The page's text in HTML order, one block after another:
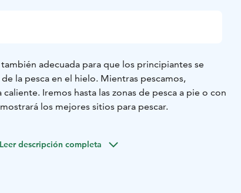
adecuada para que los principiantes se
la pesca en el hielo. Mientras pescamos,
Iremos hasta las zonas de pesca a pie o con
los mejores sitios para pescar.
Leer descripción completa